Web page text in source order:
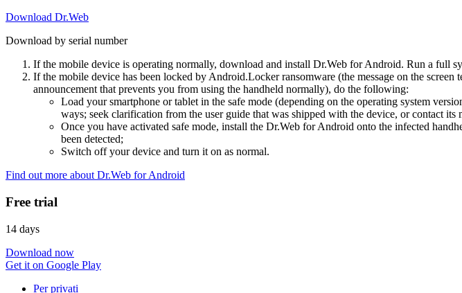
Download Dr.Web
Download by serial number
If the mobile device is operating normally, download and install Dr.Web for Android. Run a full
If the mobile device has been locked by Android.Locker ransomware (the message on the
announcement that prevents you from using the handheld normally), do the following:
Load your smartphone or tablet in the safe mode (depending on the operating system
ways; seek clarification from the user guide that was shipped with the device, or contact its
Once you have activated safe mode, install the Dr.Web for Android onto the infected
been detected;
Switch off your device and turn it on as normal.
Find out more about Dr.Web for Android
Free trial
14 days
Download now
Get it on Google Play
Per privati